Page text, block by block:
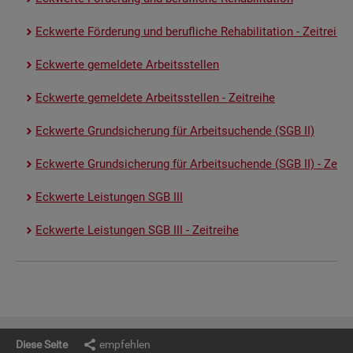
Eck­wer­te För­de­rung und be­ruf­li­che Re­ha­bi­li­ta­ti­on - Zeit­rei­he
Eck­wer­te ge­mel­de­te Ar­beits­stel­len
Eck­wer­te ge­mel­de­te Ar­beits­stel­len - Zeit­rei­he
Eck­wer­te Grund­si­che­rung für Ar­beit­su­chen­de (SGB II)
Eck­wer­te Grund­si­che­rung für Ar­beit­su­chen­de (SGB II) -
Eck­wer­te Leis­tun­gen SGB III
Eck­wer­te Leis­tun­gen SGB III - Zeit­rei­he
Diese Seite empfehlen